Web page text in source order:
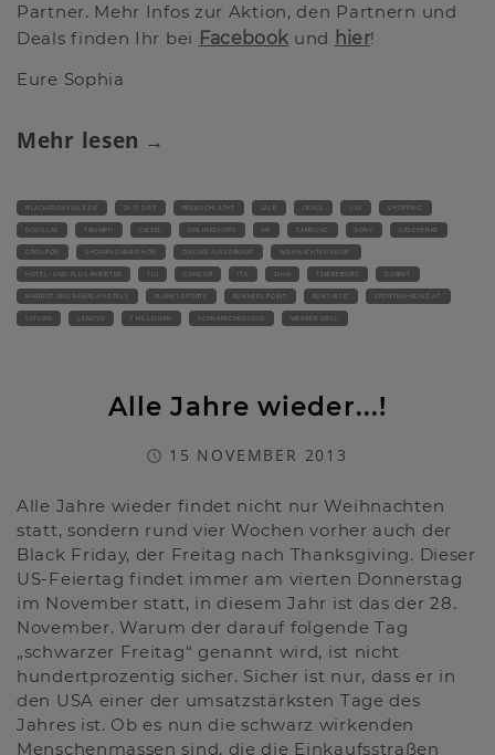
Partner. Mehr Infos zur Aktion, den Partnern und
Deals finden Ihr bei Facebook und hier!
Eure Sophia
Mehr lesen
BLACKFRIDAYSALE.DE 29.11.2013 PREISSCHLACHT SALE DEALS USA SHOPPING
DOUGLAS TRIUMPH DIESEL ONLINESHOPS HP SAMSUNG SONY GESCHENKE
GROUPON SHOPPINGMARATHON ONLINE-AUSVERKAUF WEIHNACHTEN REISE-
HOTEL- UND FLUGANBIETER TUI CONDOR ITS JAHN TJAEREBORG DORINT
MARRIOT UND RAMADA HOTELS PLANET SPORTS RUNNERS POINT RUNTASTIC SPORTNAHRUNG.AT.
SATURN LENOVO 1 MILLIONEN SCHNÄPPCHENJAGD WERBER GRILL
Alle Jahre wieder...!
15 NOVEMBER 2013
Alle Jahre wieder findet nicht nur Weihnachten
statt, sondern rund vier Wochen vorher auch der
Black Friday, der Freitag nach Thanksgiving. Dieser
US-Feiertag findet immer am vierten Donnerstag
im November statt, in diesem Jahr ist das der 28.
November. Warum der darauf folgende Tag
„schwarzer Freitag“ genannt wird, ist nicht
hundertprozentig sicher. Sicher ist nur, dass er in
den USA einer der umsatzstärksten Tage des
Jahres ist. Ob es nun die schwarz wirkenden
Menschenmassen sind, die die Einkaufsstraßen